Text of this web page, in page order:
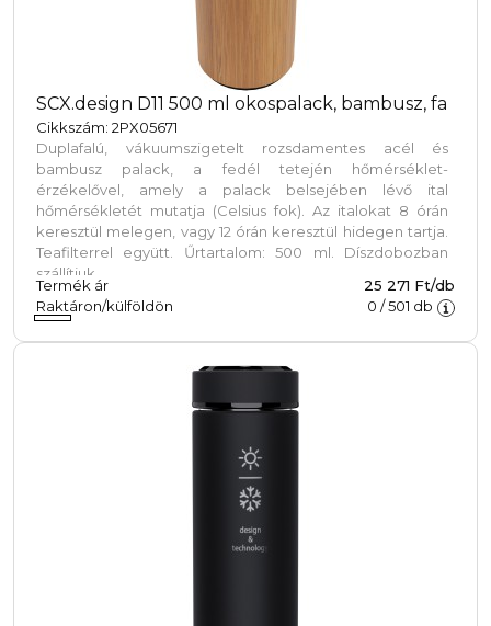
SCX.design D11 500 ml okospalack, bambusz, fa
Cikkszám: 2PX05671
Duplafalú, vákuumszigetelt rozsdamentes acél és
bambusz palack, a fedél tetején hőmérséklet-
érzékelővel, amely a palack belsejében lévő ital
hőmérsékletét mutatja (Celsius fok). Az italokat 8 órán
keresztül melegen, vagy 12 órán keresztül hidegen tartja.
Teafilterrel együtt. Űrtartalom: 500 ml. Díszdobozban
szállítjuk.
Termék ár
25 271 Ft/db
Raktáron/külföldön
0 /501 db